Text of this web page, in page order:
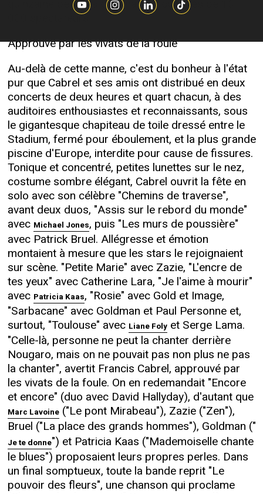
quinzaine de stars ont chanté pour près de 13
000 spectateurs.
Approuvé par les vivats de la foule
Au-delà de cette manne, c'est du bonheur à l'état
pur que Cabrel et ses amis ont distribué en deux
concerts de deux heures et quart chacun, à des
auditoires enthousiastes et reconnaissants, sous
le gigantesque chapiteau de toile dressé entre le
Stadium, fermé pour éboulement, et la plus grande
piscine d'Europe, interdite pour cause de fissures.
Tonique et concentré, petites lunettes sur le nez,
costume sombre élégant, Cabrel ouvrit la fête en
solo avec son célèbre "Chemins de traverse",
avant deux duos, "Assis sur le rebord du monde"
avec Michael Jones, puis "Les murs de poussière"
avec Patrick Bruel. Allégresse et émotion
montaient à mesure que les stars le rejoignaient
sur scène. "Petite Marie" avec Zazie, "L'encre de
tes yeux" avec Catherine Lara, "Je l'aime à mourir"
avec Patricia Kaas, "Rosie" avec Gold et Image,
"Sarbacane" avec Goldman et Paul Personne et,
surtout, "Toulouse" avec Liane Folyet Serge Lama.
"Celle-là, personne ne peut la chanter derrière
Nougaro, mais on ne pouvait pas non plus ne pas
la chanter", avertit Francis Cabrel, approuvé par
les vivats de la foule. On en redemandait "Encore
et encore" (duo avec David Hallyday), d'autant que
Marc Lavoine("Le pont Mirabeau"), Zazie ("Zen"),
Bruel ("La place des grands hommes"), Goldman ("
Je te donne") et Patricia Kaas ("Mademoiselle chante
le blues") proposaient leurs propres perles. Dans
un final somptueux, toute la bande reprit "Le
pouvoir des fleurs", une chanson qui proclame